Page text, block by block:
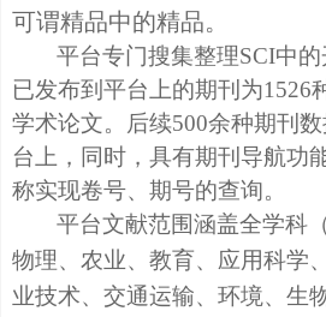
可谓精品中的精品。
平台专门搜集整理SCI中的
已发布到平台上的期刊为1526
学术论文。后续500余种期刊
台上，同时，具有期刊导航功
称实现卷号、期号的查询。
平台文献范围涵盖全学科
物理、农业、教育、应用科学
业技术、交通运输、环境、生